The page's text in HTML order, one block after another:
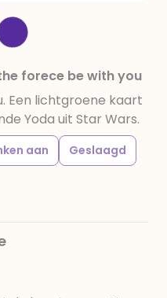
forece be with you
Een lichtgroene kaart
Yoda uit Star Wars.
aan
Geslaagd